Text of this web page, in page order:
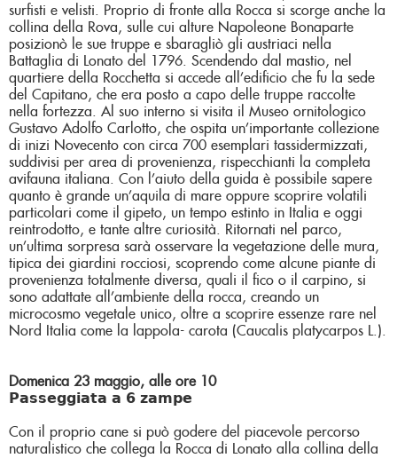
surfisti e velisti. Proprio di fronte alla Rocca si scorge anche la
collina della Rova, sulle cui alture Napoleone Bonaparte
posizionò le sue truppe e sbaragliò gli austriaci nella
Battaglia di Lonato del 1796. Scendendo dal mastio, nel
quartiere della Rocchetta si accede all’edificio che fu la sede
del Capitano, che era posto a capo delle truppe raccolte
nella fortezza. Al suo interno si visita il Museo ornitologico
Gustavo Adolfo Carlotto, che ospita un’importante collezione
di inizi Novecento con circa 700 esemplari tassidermizzati,
suddivisi per area di provenienza, rispecchianti la completa
avifauna italiana. Con l’aiuto della guida è possibile sapere
quanto è grande un’aquila di mare oppure scoprire volatili
particolari come il gipeto, un tempo estinto in Italia e oggi
reintrodotto, e tante altre curiosità. Ritornati nel parco,
un’ultima sorpresa sarà osservare la vegetazione delle mura,
tipica dei giardini rocciosi, scoprendo come alcune piante di
provenienza totalmente diversa, quali il fico o il carpino, si
sono adattate all’ambiente della rocca, creando un
microcosmo vegetale unico, oltre a scoprire essenze rare nel
Nord Italia come la lappola- carota (Caucalis platycarpos L.).
Domenica 23 maggio, alle ore 10
𝗣𝗮𝘀𝘀𝗲𝗴𝗴𝗶𝗮𝘁𝗮 𝗮 𝟲 𝘇𝗮𝗺𝗽𝗲
Con il proprio cane si può godere del piacevole percorso
naturalistico che collega la Rocca di Lonato alla collina della